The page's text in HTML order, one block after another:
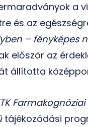
a
és az
– fényképes
először az
állította
tájékozódási